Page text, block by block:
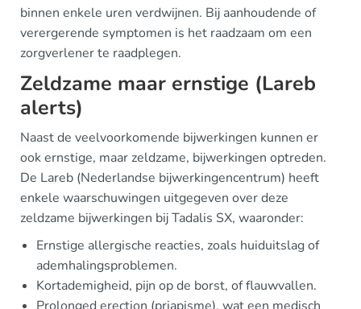
binnen enkele uren verdwijnen. Bij aanhoudende of
verergerende symptomen is het raadzaam om een
zorgverlener te raadplegen.
Zeldzame maar ernstige (Lareb
alerts)
Naast de veelvoorkomende bijwerkingen kunnen er
ook ernstige, maar zeldzame, bijwerkingen optreden.
De Lareb (Nederlandse bijwerkingencentrum) heeft
enkele waarschuwingen uitgegeven over deze
zeldzame bijwerkingen bij Tadalis SX, waaronder:
Ernstige allergische reacties, zoals huiduitslag of
ademhalingsproblemen.
Kortademigheid, pijn op de borst, of flauwvallen.